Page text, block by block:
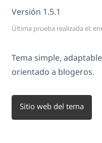
Versión 1.5.1
Última prueba realizada el:
Tema simple,
orientado a blogeros.
Sitio web del tema